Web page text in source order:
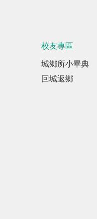
校友專區
城鄉所小畢典
回城返鄉